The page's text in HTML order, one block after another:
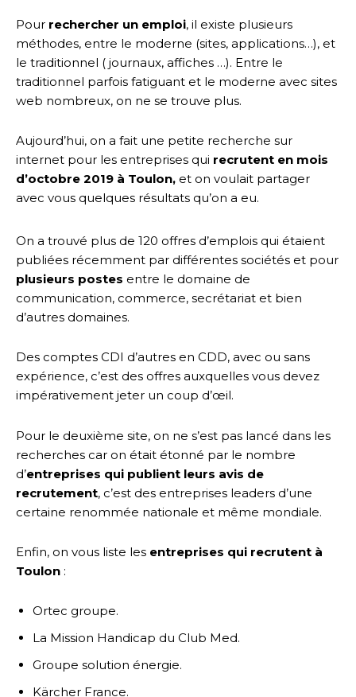
Pour rechercher un emploi, il existe plusieurs
méthodes, entre le moderne (sites, applications…), et
le traditionnel ( journaux, affiches …). Entre le
traditionnel parfois fatiguant et le moderne avec sites
web nombreux, on ne se trouve plus.
Aujourd’hui, on a fait une petite recherche sur
internet pour les entreprises qui recrutent en mois
d’octobre 2019 à Toulon, et on voulait partager
avec vous quelques résultats qu’on a eu.
On a trouvé plus de 120 offres d’emplois qui étaient
publiées récemment par différentes sociétés et pour
plusieurs postes entre le domaine de
communication, commerce, secrétariat et bien
d’autres domaines.
Des comptes CDI d’autres en CDD, avec ou sans
expérience, c’est des offres auxquelles vous devez
impérativement jeter un coup d’œil.
Pour le deuxième site, on ne s’est pas lancé dans les
recherches car on était étonné par le nombre
d’entreprises qui publient leurs avis de
recrutement, c’est des entreprises leaders d’une
certaine renommée nationale et même mondiale.
Enfin, on vous liste les entreprises qui recrutent à
Toulon :
Ortec groupe.
La Mission Handicap du Club Med.
Groupe solution énergie.
Kärcher France.